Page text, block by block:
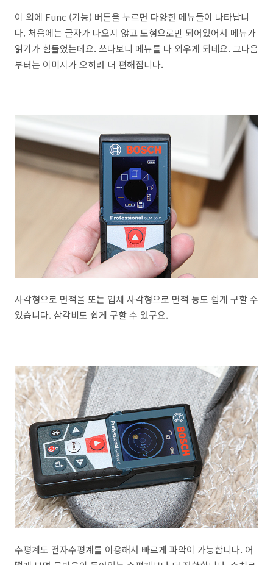
이 외에 Func (기능) 버튼을 누르면 다양한 메뉴들이 나타납니
다. 처음에는 글자가 나오지 않고 도형으로만 되어있어서 메뉴가
읽기가 힘들었는데요. 쓰다보니 메뉴를 다 외우게 되네요. 그다음
부터는 이미지가 오히려 더 편해집니다.
사각형으로 면적을 또는 입체 사각형으로 면적 등도 쉽게 구할 수
있습니다. 삼각비도 쉽게 구할 수 있구요.
수평계도 전자수평계를 이용해서 빠르게 파악이 가능합니다. 어